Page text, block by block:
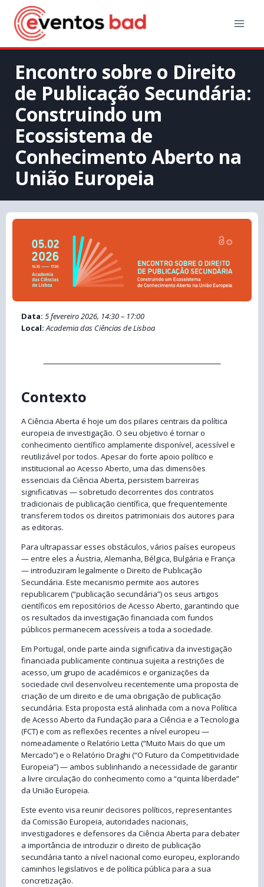
Encontro sobre o Direito
de Publicação Secundária:
Construindo um
Ecossistema de
Conhecimento Aberto na
União Europeia
Data: 5 fevereiro 2026, 14:30 – 17:00
Local: Academia das Ciências de Lisboa
Contexto
A Ciência Aberta é hoje um dos pilares centrais da política
europeia de investigação. O seu objetivo é tornar o
conhecimento científico amplamente disponível, acessível e
reutilizável por todos. Apesar do forte apoio político e
institucional ao Acesso Aberto, uma das dimensões
essenciais da Ciência Aberta, persistem barreiras
significativas — sobretudo decorrentes dos contratos
tradicionais de publicação científica, que frequentemente
transferem todos os direitos patrimoniais dos autores para
as editoras.
Para ultrapassar esses obstáculos, vários países europeus
— entre eles a Áustria, Alemanha, Bélgica, Bulgária e França
— introduziram legalmente o Direito de Publicação
Secundária. Este mecanismo permite aos autores
republicarem (“publicação secundária”) os seus artigos
científicos em repositórios de Acesso Aberto, garantindo que
os resultados da investigação financiada com fundos
públicos permanecem acessíveis a toda a sociedade.
Em Portugal, onde parte ainda significativa da investigação
financiada publicamente continua sujeita a restrições de
acesso, um grupo de académicos e organizações da
sociedade civil desenvolveu recentemente uma proposta de
criação de um direito e de uma obrigação de publicação
secundária. Esta proposta está alinhada com a nova Política
de Acesso Aberto da Fundação para a Ciência e a Tecnologia
(FCT) e com as reflexões recentes a nível europeu —
nomeadamente o Relatório Letta (“Muito Mais do que um
Mercado”) e o Relatório Draghi (“O Futuro da Competitividade
Europeia”) — ambos sublinhando a necessidade de garantir
a livre circulação do conhecimento como a “quinta liberdade”
da União Europeia.
Este evento visa reunir decisores políticos, representantes
da Comissão Europeia, autoridades nacionais,
investigadores e defensores da Ciência Aberta para debater
a importância de introduzir o direito de publicação
secundária tanto a nível nacional como europeu, explorando
caminhos legislativos e de política pública para a sua
concretização.